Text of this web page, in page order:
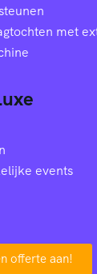
met
events
offerte aan!